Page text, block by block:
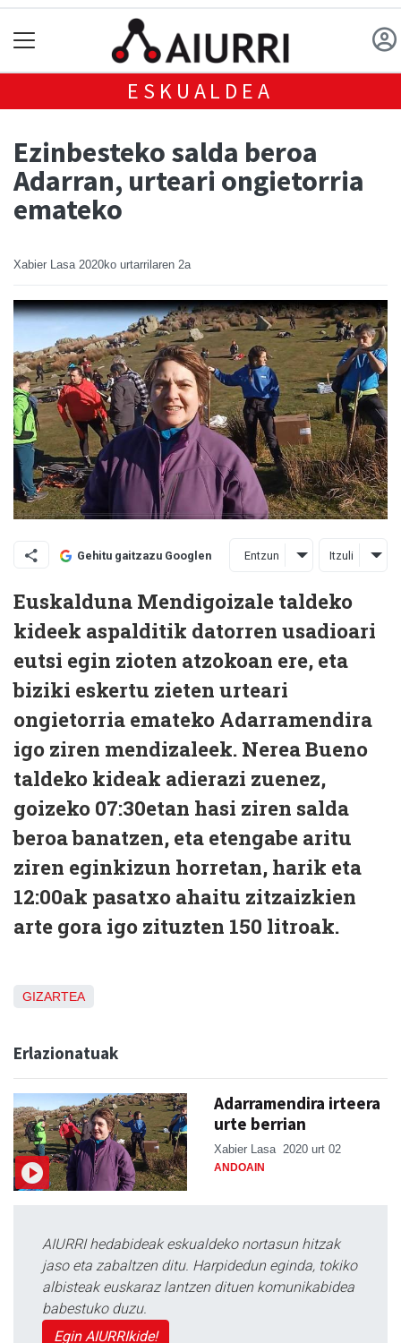
ESKUALDEA
Ezinbesteko salda beroa
Adarran, urteari ongietorria
emateko
Xabier Lasa 2020ko urtarrilaren 2a
Gehitu gaitzazu Googlen Entzun Itzuli
Euskalduna Mendigoizale taldeko
kideek aspalditik datorren usadioari
eutsi egin zioten atzokoan ere, eta
biziki eskertu zieten urteari
ongietorria emateko Adarramendira
igo ziren mendizaleek. Nerea Bueno
taldeko kideak adierazi zuenez,
goizeko 07:30etan hasi ziren salda
beroa banatzen, eta etengabe aritu
ziren eginkizun horretan, harik eta
12:00ak pasatxo ahaitu zitzaizkien
arte gora igo zituzten 150 litroak.
GIZARTEA
Erlazionatuak
Adarramendira irteera
urte berrian
Xabier Lasa 2020 urt 02
ANDOAIN
AIURRI hedabideak eskualdeko nortasun hitzak
jaso eta zabaltzen ditu. Harpidedun eginda, tokiko
albisteak euskaraz lantzen dituen komunikabidea
babestuko duzu.
Egin AIURRIkide!